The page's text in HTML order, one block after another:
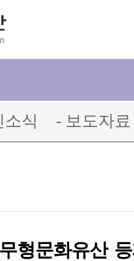
소식 - 보도자료
형문화유산